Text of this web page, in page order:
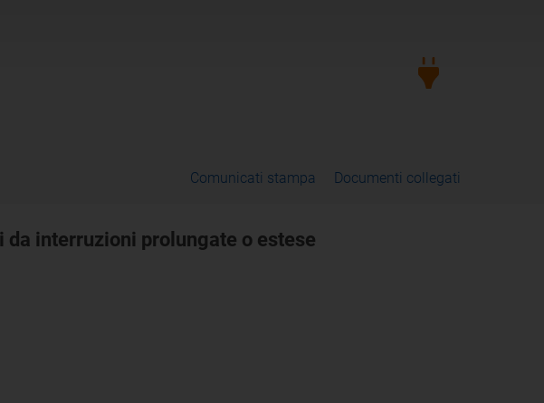
Comunicati stampa Documenti collegati
interruzioni prolungate o estese